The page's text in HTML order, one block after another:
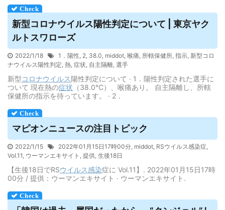
新型コロナウイルス陽性判定について | 東京ヤク
ルトスワローズ
2022/1/18 1．陽性, 2, 38.0, middot, 喉痛, 所轄保健所, 指示, 新型コロ
ナウイルス陽性判定, 熱, 症状, 自主隔離, 選手
新型コロナウイルス陽性判定について · 1．陽性判定された選手に
ついて 現在熱の症状 （38.0℃）、喉痛あり。 自主隔離し、所轄
保健所の指示を待っています。 · 2．
マピオンニュースの注目トピック
2022/1/15 2022年01月15日17時00分, middot, RSウイルス感染症,
Vol.11, ウーマンエキサイト , 提供, 生後18日
【生後18日でRSウイルス感染症に Vol.11】. 2022年01月15日17時
00分 / 提供：ウーマンエキサイト · ウーマンエキサイト.